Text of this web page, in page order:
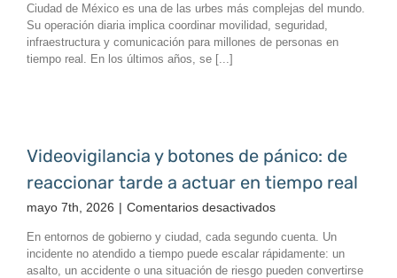
inteligente
para
Ciudad de México es una de las urbes más complejas del mundo.
Su operación diaria implica coordinar movilidad, seguridad,
infraestructura y comunicación para millones de personas en
tiempo real. En los últimos años, se [...]
Videovigilancia y botones de pánico: de
reaccionar tarde a actuar en tiempo real
mayo 7th, 2026 | Comentarios desactivadosen
y
botones
En entornos de gobierno y ciudad, cada segundo cuenta. Un
incidente no atendido a tiempo puede escalar rápidamente: un
asalto, un accidente o una situación de riesgo pueden convertirse